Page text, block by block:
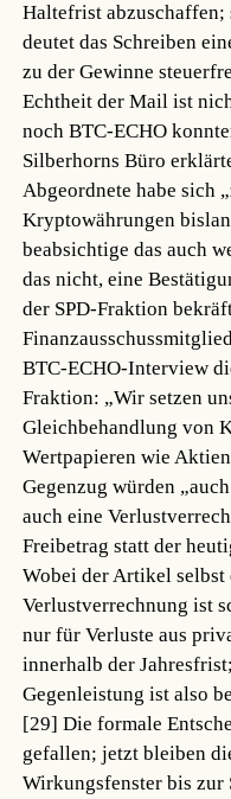
Haltefrist abzuschaffen;
deutet das Schreiben
zu der Gewinne
Echtheit der Mail ist
noch BTC-ECHO
Silberhorns Büro
Abgeordnete habe sich
Kryptowährungen
beabsichtige das auch
das nicht, eine
der SPD-Fraktion
BTC-ECHO-Interview
Fraktion: „Wir setzen
Gleichbehandlung von
Wertpapieren wie
Gegenzug würden
auch eine
Freibetrag statt der
Wobei der Artikel selbst
Verlustverrechnung ist
nur für Verluste aus
innerhalb der
Gegenleistung ist also
[29] Die formale
gefallen; jetzt bleiben
Wirkungsfenster bis zur